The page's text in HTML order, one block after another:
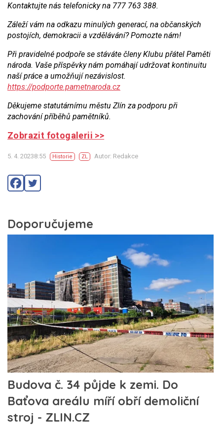
Kontaktujte nás telefonicky na 777 763 388.
Záleží vám na odkazu minulých generací, na občanských
postojích, demokracii a vzdělávání? Pomozte nám!
Při pravidelné podpoře se stáváte členy Klubu přátel Paměti
národa. Vaše příspěvky nám pomáhají udržovat kontinuitu
naší práce a umožňují nezávislost.
https://podporte.pametnaroda.cz
Děkujeme statutárnímu městu Zlín za podporu při
zachování příběhů pamětníků.
Zobrazit fotogalerii >>
5. 4. 20238:55 Historie ZL Autor: Redakce